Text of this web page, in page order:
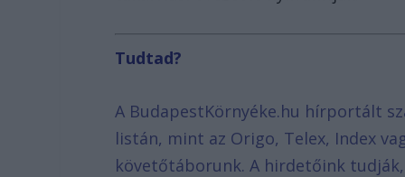
Tudtad?
A BudapestKörnyéke.hu hírportált
listán, mint az Origo, Telex, Index
követőtáborunk. A hirdetőink